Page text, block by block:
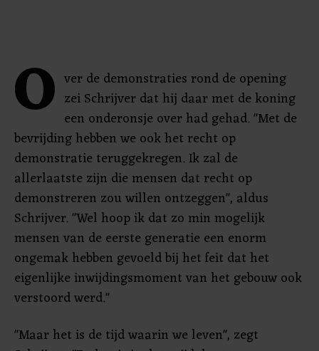
O ver de demonstraties rond de opening
zei Schrijver dat hij daar met de koning
een onderonsje over had gehad. "Met de
bevrijding hebben we ook het recht op
demonstratie teruggekregen. Ik zal de
allerlaatste zijn die mensen dat recht op
demonstreren zou willen ontzeggen", aldus
Schrijver. "Wel hoop ik dat zo min mogelijk
mensen van de eerste generatie een enorm
ongemak hebben gevoeld bij het feit dat het
eigenlijke inwijdingsmoment van het gebouw ook
verstoord werd."
"Maar het is de tijd waarin we leven", zegt